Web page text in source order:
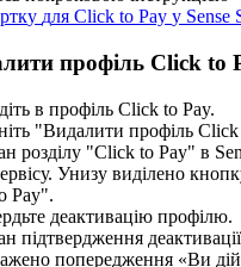
ртку для Click to Pay у Sense
лити профіль Click to
діть в профіль Click to Pay.
іть "Видалити профіль Click
рдьте деактивацію профілю.